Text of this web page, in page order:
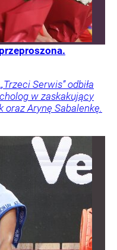
Serwis” odbiła
w zaskakujący
oraz Arynę Sabalenkę.